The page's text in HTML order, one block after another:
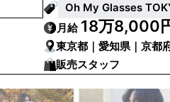
Oh My Glasses
月給 18万8,000
東京都｜愛知県｜京都
販売スタッフ